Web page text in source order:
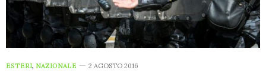
ESTERI, NAZIONALE 2 AGOSTO 2016